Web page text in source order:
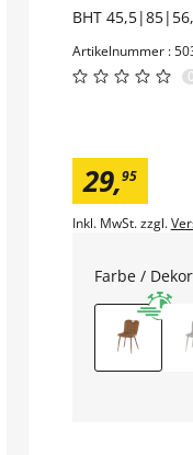
BHT
Artikelnummer :
29,95
Inkl. MwSt. zzgl.
Farbe / Dekor